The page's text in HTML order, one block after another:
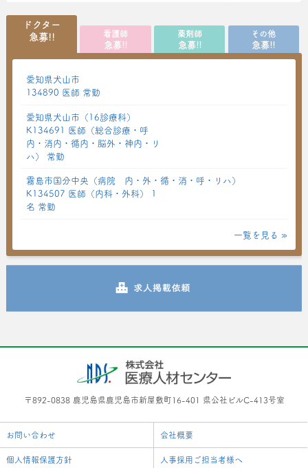
ドクター
急募!!
看護師
急募!!
薬剤師
急募!!
その他
急募!!
愛知県犬山市
134890 医師 常勤
愛知県犬山市（16診療科）
K134691 医師（総合診療・呼
内・消内・循内・脳外・神内・リ
ハ） 常勤
霧島市国分中央（病院 内・外・循・消・呼・リハ）
K134507 医師（内科・外科） 1
名 常勤
一覧を見る »
〒892-0838 鹿児島県鹿児島市新屋敷町16-401 県公社ビルC-413号室
お問い合わせ 会社概要
個人情報保護方針 人事採用ご担当者様へ